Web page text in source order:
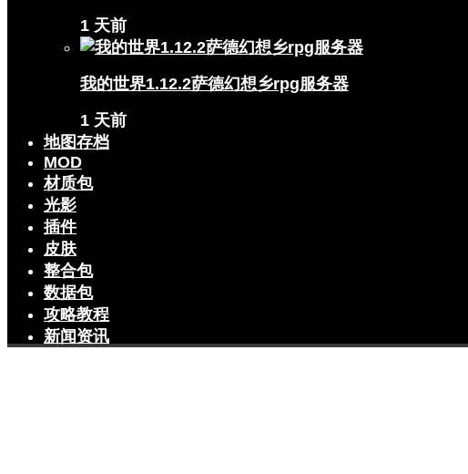
1 天前
我的世界1.12.2萨德幻想乡rpg服务器
1 天前
地图存档
MOD
材质包
光影
插件
皮肤
整合包
数据包
攻略教程
新闻资讯